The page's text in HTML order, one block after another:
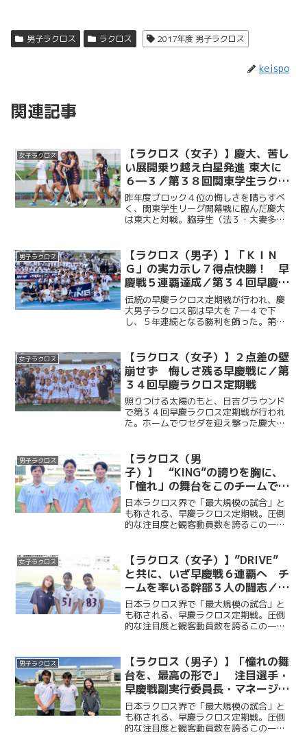
男子ラクロス ラクロス 2017年度 男子ラクロス
keispo
関連記事
女子ラクロス
【ラクロス（女子）】慶大、苦し
い展開乗り越え白星発進 東大に
６―３／第３８回関東学生ラクロ
スリーグ第１戦vs東大
昨年度ブロック４位の悔しさを晴らすべ
く、関東学生リーグ開幕戦に臨んだ慶大
は東大と対戦。脇芽生（法３・大妻多
女子）も続き、前半を３―１で折り返
す。後半には一時３―３の同点...
男子ラクロス
【ラクロス（男子）】「ＫＩＮ
Ｇ」の実力示し７得点快勝！ 早
慶戦５連覇達成／第３４回早慶ラ
クロス定期戦
伝統の早慶ラクロス定期戦が行われ、慶
大男子ラクロス部は早大を７―４で下
し、５年連続となる勝利を飾った。第１Q
のゴールでリードを奪うと、MF・福田崇
斗（商３・本郷）や主...
女子ラクロス
【ラクロス（女子）】２点差の壁
崩せず 悔しさ残る早慶戦に／第
３４回早慶ラクロス定期戦
照りつける太陽のもと、日吉グラウンド
で第３４回早慶ラクロス定期戦が行われ
た。ホームでワセダを迎え撃った慶大
原紫乃（法２・慶應女子）の得点で粘り
強く追いつき、第３Q終了時...
男子ラクロス
【ラクロス（男
子）】 “KING”の誇りを胸に、
「憧れ」の舞台をこのチームで
／早慶戦直前特集④ 峰岸諒×福
田天真×山崎将英 （主将・副将
対談）
日本ラクロス界で「最大規模の試合」と
も称される、早慶ラクロス定期戦。圧倒
的な注目度と観客動員数を誇るこの一戦
ぶ。“KING”をスローガンに掲げ、早慶戦
５連覇を目指して戦う...
女子ラクロス
【ラクロス（女子）】”DRIVE”
と共に、いざ早慶戦６連覇へ チ
ームを率いる幹部３人の闘志／早
慶戦直前特集③ 矢嶋千穂×松岡
楓恋×西遥香 （主将・副将・主
務対談）
日本ラクロス界で「最大規模の試合」と
も称される、早慶ラクロス定期戦。圧倒
的な注目度と観客動員数を誇るこの一戦
ぶ。“DRIVE”をスローガンに掲げ、早慶戦
６連覇を目指して戦...
男子ラクロス
【ラクロス（男子）】「憧れの舞
台を、最高の形で」 注目選手・
早慶戦副実行委員長・マネージャ
ーリーダーが語る早慶戦への情熱
／早慶戦直前特集② 鈴木孝人×
力石達也×高橋佑佳 （注目選
日本ラクロス界で「最大規模の試合」と
も称される、早慶ラクロス定期戦。圧倒
的な注目度と観客動員数を誇るこの一戦